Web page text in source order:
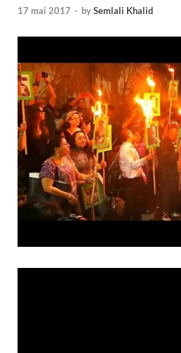
17 mai 2017 - bySemlali Khalid